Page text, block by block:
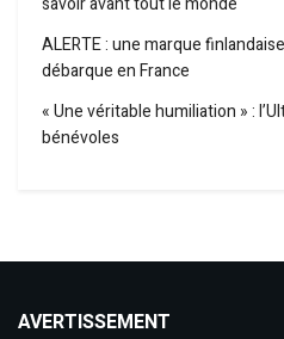
ALERTE : une marque
débarque en France
« Une véritable humiliation » :
bénévoles
AVERTISSEMENT